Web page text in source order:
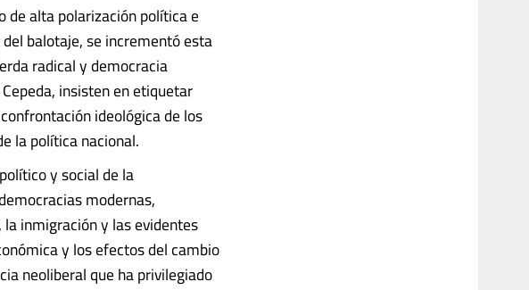
de alta polarización política e
balotaje, se incrementó esta
radical y democracia
insisten en etiquetar
ideológica de los
la política nacional.
y social de la
modernas,
inmigración y las evidentes
y los efectos del cambio
neoliberal que ha privilegiado